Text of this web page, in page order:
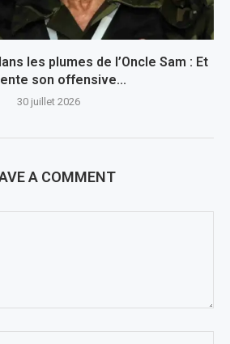
les plumes de l’Oncle Sam : Et
son offensive...
30 juillet 2026
A COMMENT